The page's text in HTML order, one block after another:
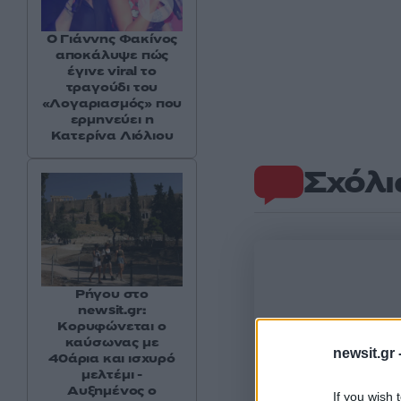
newsit.gr
If you wish
Ο Γιάννης Φακίνος
αποκάλυψε πώς
έγινε viral το
τραγούδι του
«Λογαριασμός» που
ερμηνεύει η
Κατερίνα Λιόλιου
Ρήγου στο
newsit.gr:
Κορυφώνεται ο
καύσωνας με
40άρια και ισχυρό
μελτέμι -
Αυξημένος ο